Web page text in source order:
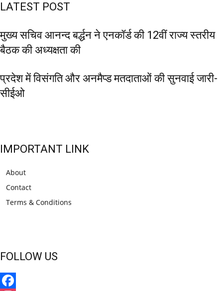
LATEST POST
मुख्य सचिव आनन्द बर्द्धन ने एनकॉर्ड की 12वीं राज्य स्तरीय
बैठक की अध्यक्षता की
प्रदेश में विसंगति और अनमैप्ड मतदाताओं की सुनवाई जारी-
सीईओ
IMPORTANT LINK
About
Contact
Terms & Conditions
FOLLOW US